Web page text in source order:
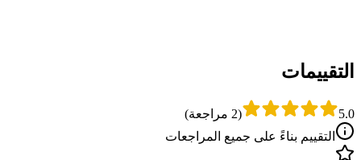
التقييمات
5.0
(2 مراجعة
)
التقييم بناءً على جميع المراجعات